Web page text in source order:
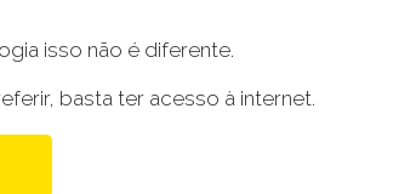
isso não é diferente.
basta ter acesso à internet.